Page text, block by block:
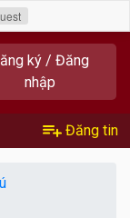
ký / Đăng
nhập
Đăng tin